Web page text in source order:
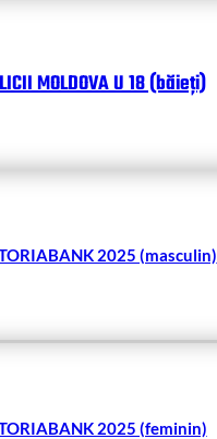
MOLDOVA U 18 (băieți)
2025 (masculin)
2025 (feminin)